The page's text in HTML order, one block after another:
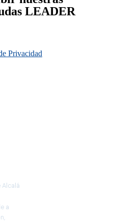
LEADER
Privacidad
Alcalá
a